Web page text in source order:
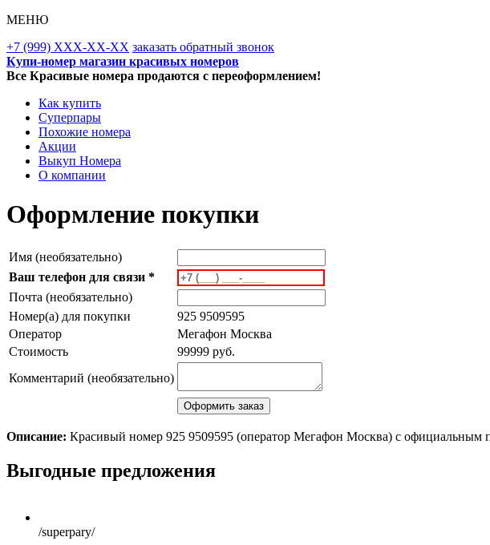
МЕНЮ
+7 (999) XXX-XX-XX заказать обратный звонок
Купи-номер магазин красивых номеров
Все Красивые номера продаются с переоформлением!
Как купить
Суперпары
Похожие номера
Акции
Выкуп Номера
О компании
Оформление покупки
Имя (необязательно)
Ваш телефон для связи *
Почта (необязательно)
Номер(а) для покупки
925 9509595
Оператор
Мегафон Москва
Стоимость
99999 руб.
Комментарий (необязательно)
Описание: Красивый номер 925 9509595 (оператор Мегафон Москва) с официальным
Scroll
Up
Выгодные предложения
/superpary/